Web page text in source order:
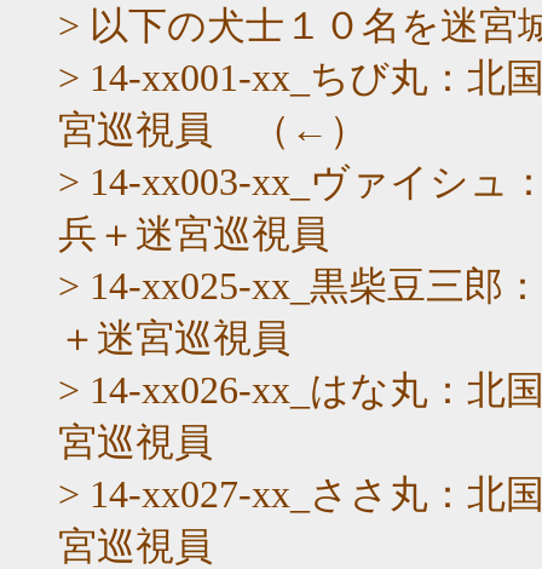
> 以下の犬士１０名を迷宮
> 14-xx001-xx_ちび丸：北
宮巡視員 （←）
> 14-xx003-xx_ヴァイシュ
兵＋迷宮巡視員
> 14-xx025-xx_黒柴豆三郎
＋迷宮巡視員
> 14-xx026-xx_はな丸：北
宮巡視員
> 14-xx027-xx_ささ丸：北
宮巡視員